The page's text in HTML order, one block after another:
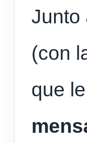
Junto
(con
que